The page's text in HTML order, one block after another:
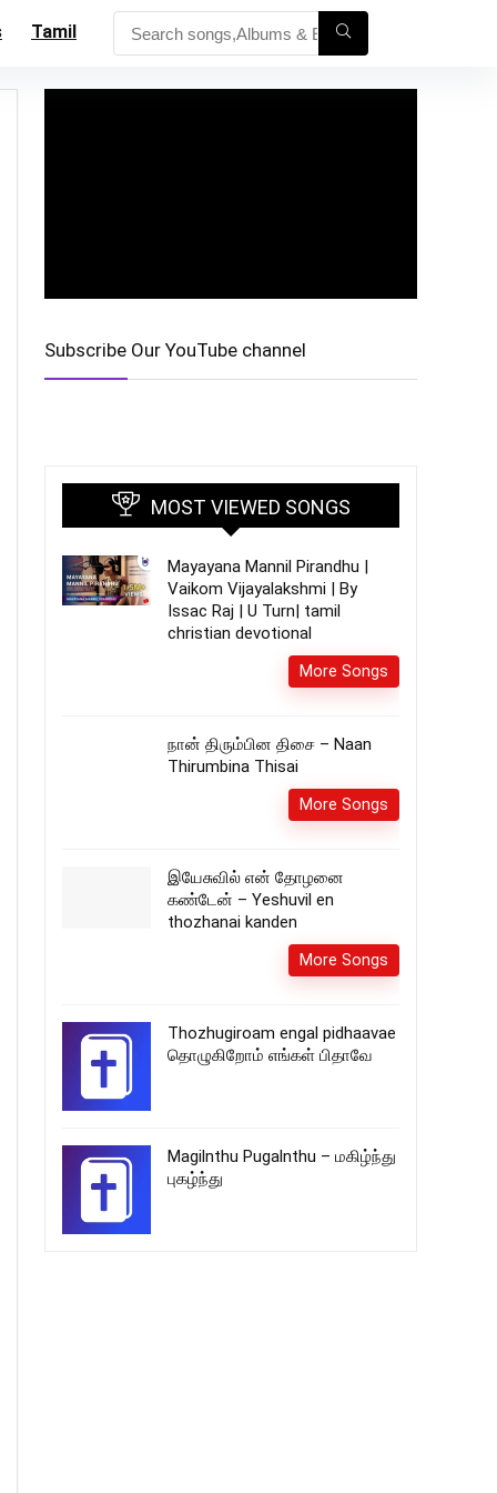
Tamil
Subscribe Our YouTube channel
MOST VIEWED SONGS
Mayayana Mannil Pirandhu |
Vaikom Vijayalakshmi | By
Issac Raj | U Turn| tamil
christian devotional
More Songs
நான் திரும்பின திசை – Naan
Thirumbina Thisai
More Songs
இயேசுவில் என் தோழனை
கண்டேன் – Yeshuvil en
thozhanai kanden
More Songs
Thozhugiroam engal pidhaavae
தொழுகிறோம் எங்கள் பிதாவே
Magilnthu Pugalnthu – மகிழ்ந்து
புகழ்ந்து